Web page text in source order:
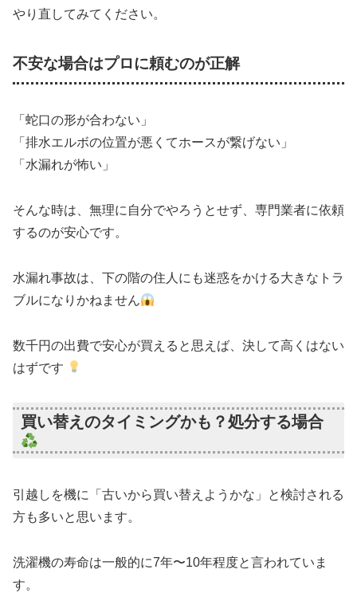
やり直してみてください。
不安な場合はプロに頼むのが正解
「蛇口の形が合わない」
「排水エルボの位置が悪くてホースが繋げない」
「水漏れが怖い」
そんな時は、無理に自分でやろうとせず、専門業者に依頼
するのが安心です。
水漏れ事故は、下の階の住人にも迷惑をかける大きなトラ
ブルになりかねません
数千円の出費で安心が買えると思えば、決して高くはない
はずです
買い替えのタイミングかも？処分する場合
引越しを機に「古いから買い替えようかな」と検討される
方も多いと思います。
洗濯機の寿命は一般的に7年〜10年程度と言われていま
す。